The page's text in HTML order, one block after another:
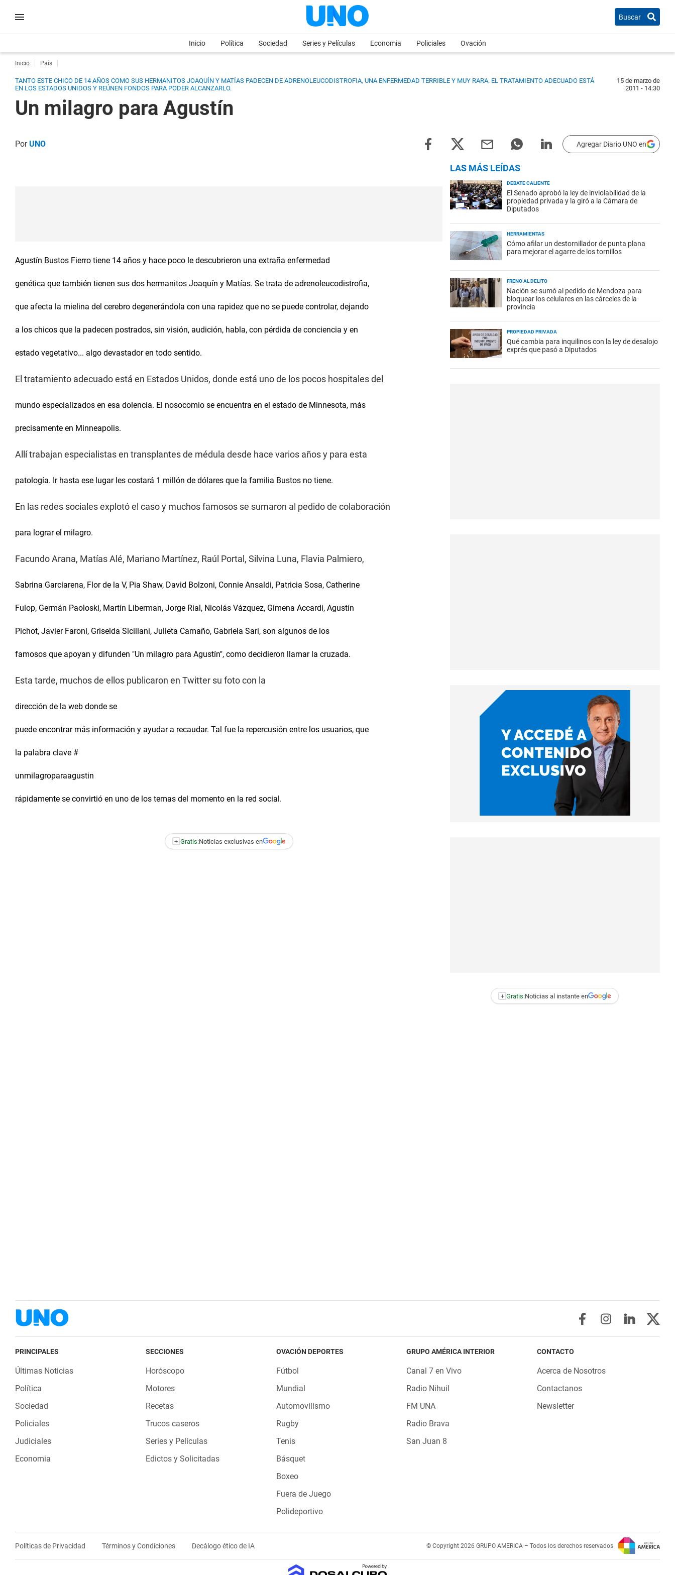
Buscar
Inicio Política Sociedad Series y Películas Economia Policiales Ovación
Inicio País
TANTO ESTE CHICO DE 14 AÑOS COMO SUS HERMANITOS JOAQUÍN Y MATÍAS PADECEN DE ADRENOLEUCODISTROFIA, UNA ENFERMEDAD TERRIBLE Y MUY RARA. EL TRATAMIENTO ADECUADO ESTÁ
EN LOS ESTADOS UNIDOS Y REÚNEN FONDOS PARA PODER ALCANZARLO.
15 de marzo de
2011 - 14:30
Un milagro para Agustín
PorUNO Agregar Diario UNO en
Agustín Bustos Fierro tiene 14 años y hace poco le descubrieron una extraña enfermedad
genética que también tienen sus dos hermanitos Joaquín y Matías. Se trata de adrenoleucodistrofia,
que afecta la mielina del cerebro degenerándola con una rapidez que no se puede controlar, dejando
a los chicos que la padecen postrados, sin visión, audición, habla, con pérdida de conciencia y en
estado vegetativo... algo devastador en todo sentido.
El tratamiento adecuado está en Estados Unidos, donde está uno de los pocos hospitales del
mundo especializados en esa dolencia. El nosocomio se encuentra en el estado de Minnesota, más
precisamente en Minneapolis.
Allí trabajan especialistas en transplantes de médula desde hace varios años y para esta
patología. Ir hasta ese lugar les costará 1 millón de dólares que la familia Bustos no tiene.
En las redes sociales explotó el caso y muchos famosos se sumaron al pedido de colaboración
para lograr el milagro.
Facundo Arana, Matías Alé, Mariano Martínez, Raúl Portal, Silvina Luna, Flavia Palmiero,
Sabrina Garciarena, Flor de la V, Pia Shaw, David Bolzoni, Connie Ansaldi, Patricia Sosa, Catherine
Fulop, Germán Paoloski, Martín Liberman, Jorge Rial, Nicolás Vázquez, Gimena Accardi, Agustín
Pichot, Javier Faroni, Griselda Siciliani, Julieta Camaño, Gabriela Sari, son algunos de los
famosos que apoyan y difunden "Un milagro para Agustín", como decidieron llamar la cruzada.
Esta tarde, muchos de ellos publicaron en Twitter su foto con la
dirección de la web donde se
puede encontrar más información y ayudar a recaudar. Tal fue la repercusión entre los usuarios, que
la palabra clave #
unmilagroparaagustin
rápidamente se convirtió en uno de los temas del momento en la red social.
+ Gratis:Noticias exclusivas en
LAS MÁS LEÍDAS
DEBATE CALIENTE
El Senado aprobó la ley de inviolabilidad de la
propiedad privada y la giró a la Cámara de
Diputados
HERRAMIENTAS
Cómo afilar un destornillador de punta plana
para mejorar el agarre de los tornillos
FRENO AL DELITO
Nación se sumó al pedido de Mendoza para
bloquear los celulares en las cárceles de la
provincia
PROPIEDAD PRIVADA
Qué cambia para inquilinos con la ley de desalojo
exprés que pasó a Diputados
+ Gratis:Noticias al instante en
PRINCIPALES
Últimas Noticias
Política
Sociedad
Policiales
Judiciales
Economia
SECCIONES
Horóscopo
Motores
Recetas
Trucos caseros
Series y Películas
Edictos y Solicitadas
OVACIÓN DEPORTES
Fútbol
Mundial
Automovilismo
Rugby
Tenis
Básquet
Boxeo
Fuera de Juego
Polideportivo
GRUPO AMÉRICA INTERIOR
Canal 7 en Vivo
Radio Nihuil
FM UNA
Radio Brava
San Juan 8
CONTACTO
Acerca de Nosotros
Contactanos
Newsletter
Políticas de Privacidad Términos y Condiciones Decálogo ético de IA © Copyright 2026 GRUPO AMERICA – Todos los derechos reservados